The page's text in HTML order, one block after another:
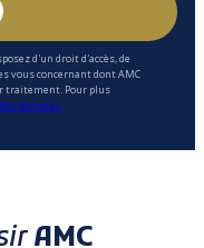
d'un droit d'accès, de
vous concernant dont AMC
traitement. Pour plus
données.
AMC